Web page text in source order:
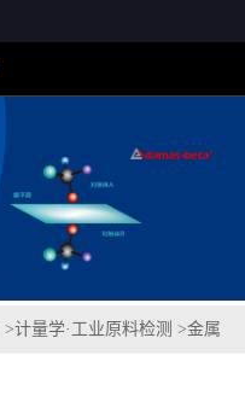
>计量学·工业原料检测 >金属